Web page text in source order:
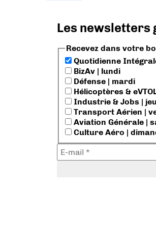
Les newsletters
Recevez dans votre
Quotidienne
BizAv | lundi
Défense | mardi
Hélicoptères &
Industrie & Jobs |
Transport Aérien |
Aviation Générale |
Culture Aéro |